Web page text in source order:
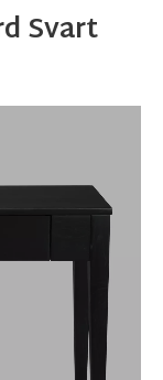
Svart